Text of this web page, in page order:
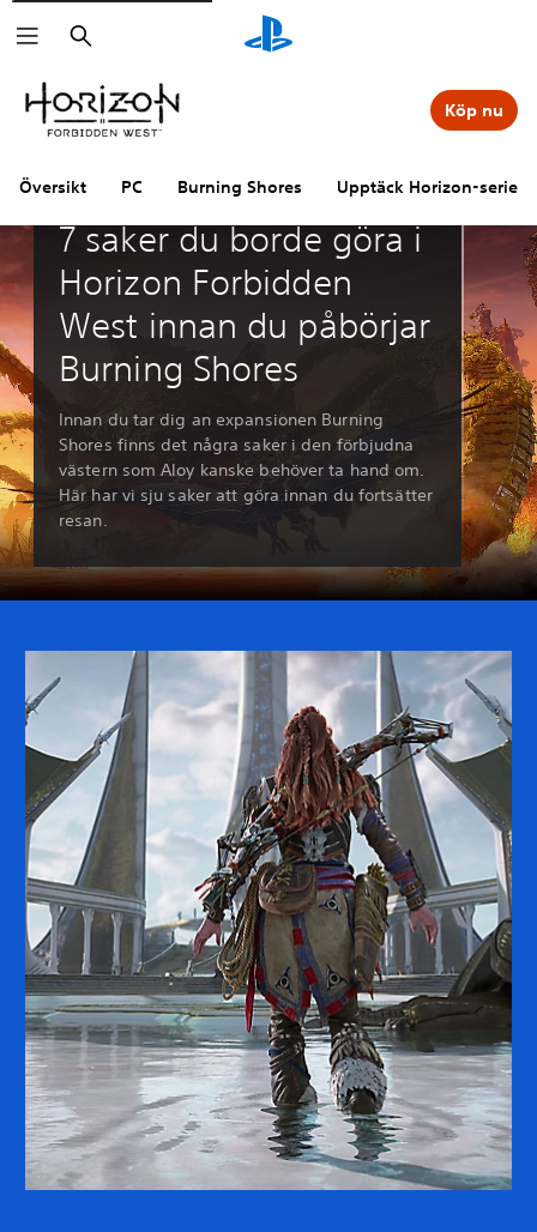
Sök
Översikt PC Burning Shores Upptäck Horizon-serien
Köp nu
7 saker du borde göra i
Horizon Forbidden
West innan du påbörjar
Burning Shores
Innan du tar dig an expansionen Burning
Shores finns det några saker i den förbjudna
västern som Aloy kanske behöver ta hand om.
Här har vi sju saker att göra innan du fortsätter
resan.